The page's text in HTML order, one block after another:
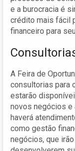
e a burocracia é
crédito mais fácil
financeiro para
A Feira de
consultorias para
estarão
novos negócios e
haverá
como gestão
negócios, que